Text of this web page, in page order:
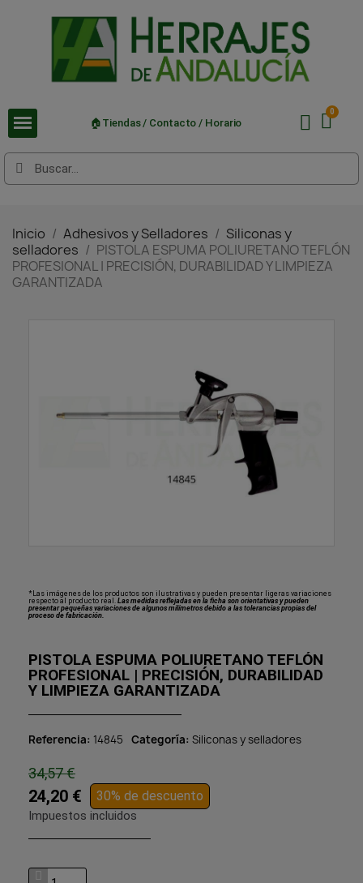
🏠Tiendas / Contacto / Horario
Inicio Adhesivos y Selladores
Siliconas y
selladores
PISTOLA ESPUMA POLIURETANO TEFLÓN
PROFESIONAL | PRECISIÓN, DURABILIDAD Y LIMPIEZA
GARANTIZADA
*Las imágenes de los productos son ilustrativas y pueden presentar ligeras variaciones
respecto al producto real. Las medidas reflejadas en la ficha son orientativas y pueden
presentar pequeñas variaciones de algunos milímetros debido a las tolerancias propias del
proceso de fabricación.
PISTOLA ESPUMA POLIURETANO TEFLÓN
PROFESIONAL | PRECISIÓN, DURABILIDAD
Y LIMPIEZA GARANTIZADA
Referencia 14845 Categoría Siliconas y selladores
34,57 €
24,20 € 30% de descuento
Impuestos incluidos